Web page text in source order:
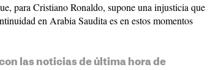
para Cristiano Ronaldo, supone una injusticia que
en Arabia Saudita es en estos momentos
las noticias de última hora de